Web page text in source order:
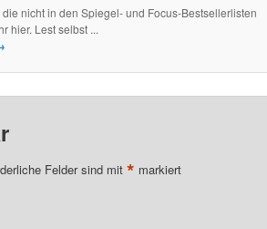
nicht in den Spiegel- und Focus-Bestsellerlisten
hier. Lest selbst ...
Felder sind mit * markiert